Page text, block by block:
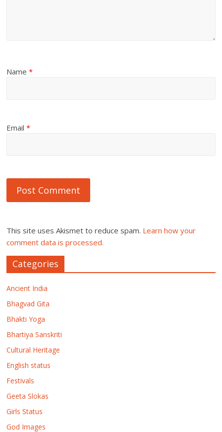
Name*
Email*
This site uses Akismet to reduce spam. Learn how your
comment data is processed.
Categories
Ancient India
Bhagvad Gita
Bhakti Yoga
Bhartiya Sanskriti
Cultural Heritage
English status
Festivals
Geeta Slokas
Girls Status
God Images